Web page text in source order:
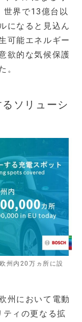
世界で13億台以
になると見込ん
可能エネルギー
欲的な気候保護
。
ソリューシ
州内20万ヵ所に設
州において電動
ィの更なる拡